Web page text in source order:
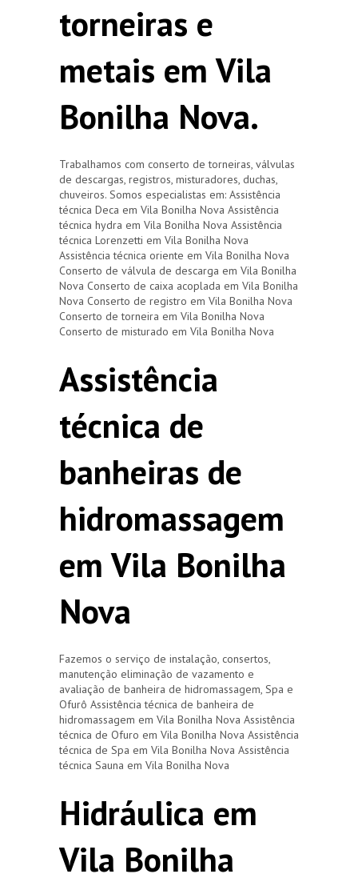
torneiras e
metais em Vila
Bonilha Nova.
Trabalhamos com conserto de torneiras, válvulas
de descargas, registros, misturadores, duchas,
chuveiros. Somos especialistas em: Assistência
técnica Deca em Vila Bonilha Nova Assistência
técnica hydra em Vila Bonilha Nova Assistência
técnica Lorenzetti em Vila Bonilha Nova
Assistência técnica oriente em Vila Bonilha Nova
Conserto de válvula de descarga em Vila Bonilha
Nova Conserto de caixa acoplada em Vila Bonilha
Nova Conserto de registro em Vila Bonilha Nova
Conserto de torneira em Vila Bonilha Nova
Conserto de misturado em Vila Bonilha Nova
Assistência
técnica de
banheiras de
hidromassagem
em Vila Bonilha
Nova
Fazemos o serviço de instalação, consertos,
manutenção eliminação de vazamento e
avaliação de banheira de hidromassagem, Spa e
Ofurô Assistência técnica de banheira de
hidromassagem em Vila Bonilha Nova Assistência
técnica de Ofuro em Vila Bonilha Nova Assistência
técnica de Spa em Vila Bonilha Nova Assistência
técnica Sauna em Vila Bonilha Nova
Hidráulica em
Vila Bonilha